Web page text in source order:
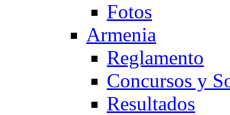
Fotos
Armenia
Reglamento
Concursos y
Resultados